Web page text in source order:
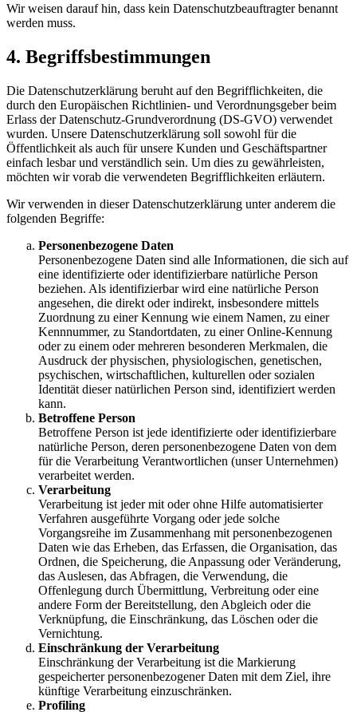
Wir weisen darauf hin, dass kein Datenschutzbeauftragter benannt
werden muss.
4. Begriffsbestimmungen
Die Datenschutzerklärung beruht auf den Begrifflichkeiten, die
durch den Europäischen Richtlinien- und Verordnungsgeber beim
Erlass der Datenschutz-Grundverordnung (DS-GVO) verwendet
wurden. Unsere Datenschutzerklärung soll sowohl für die
Öffentlichkeit als auch für unsere Kunden und Geschäftspartner
einfach lesbar und verständlich sein. Um dies zu gewährleisten,
möchten wir vorab die verwendeten Begrifflichkeiten erläutern.
Wir verwenden in dieser Datenschutzerklärung unter anderem die
folgenden Begriffe:
Personenbezogene Daten
Personenbezogene Daten sind alle Informationen, die sich auf
eine identifizierte oder identifizierbare natürliche Person
beziehen. Als identifizierbar wird eine natürliche Person
angesehen, die direkt oder indirekt, insbesondere mittels
Zuordnung zu einer Kennung wie einem Namen, zu einer
Kennnummer, zu Standortdaten, zu einer Online-Kennung
oder zu einem oder mehreren besonderen Merkmalen, die
Ausdruck der physischen, physiologischen, genetischen,
psychischen, wirtschaftlichen, kulturellen oder sozialen
Identität dieser natürlichen Person sind, identifiziert werden
kann.
Betroffene Person
Betroffene Person ist jede identifizierte oder identifizierbare
natürliche Person, deren personenbezogene Daten von dem
für die Verarbeitung Verantwortlichen (unser Unternehmen)
verarbeitet werden.
Verarbeitung
Verarbeitung ist jeder mit oder ohne Hilfe automatisierter
Verfahren ausgeführte Vorgang oder jede solche
Vorgangsreihe im Zusammenhang mit personenbezogenen
Daten wie das Erheben, das Erfassen, die Organisation, das
Ordnen, die Speicherung, die Anpassung oder Veränderung,
das Auslesen, das Abfragen, die Verwendung, die
Offenlegung durch Übermittlung, Verbreitung oder eine
andere Form der Bereitstellung, den Abgleich oder die
Verknüpfung, die Einschränkung, das Löschen oder die
Vernichtung.
Einschränkung der Verarbeitung
Einschränkung der Verarbeitung ist die Markierung
gespeicherter personenbezogener Daten mit dem Ziel, ihre
künftige Verarbeitung einzuschränken.
Profiling